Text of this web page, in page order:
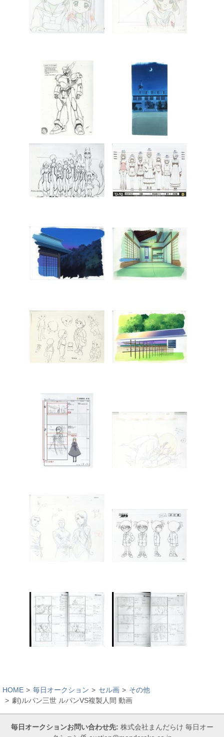
HOME 毎日オークション セル画
その他
劇)ルパン三世 ルパンVS複製人間 動画
毎日オークションお問い合わせ先: 株式会社まんだらけ 毎日オー